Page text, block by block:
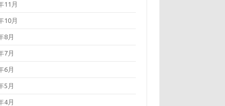
11月
10月
8月
7月
6月
5月
4月